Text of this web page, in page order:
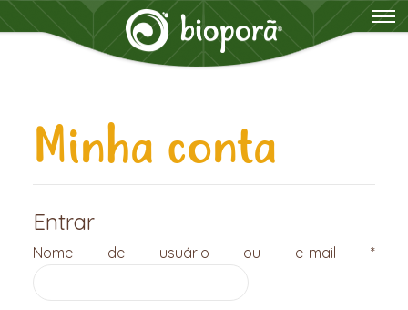
Minha conta
Entrar
Nome de usuário ou e-mail*